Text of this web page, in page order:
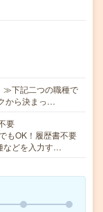
≫下記二つの職種で
から決まっ…
要
もOK！履歴書不要
などを入力す…